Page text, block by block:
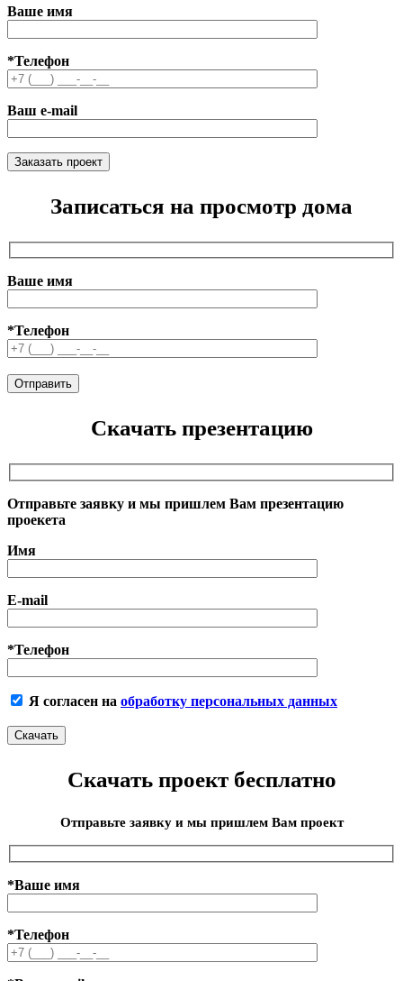
Ваше имя
*Телефон
Ваш e-mail
Записаться на просмотр дома
Ваше имя
*Телефон
Скачать презентацию
Отправьте заявку и мы пришлем Вам презентацию
проекета
Имя
E-mail
*Телефон
Я согласен на обработку персональных данных
Скачать проект бесплатно
Отправьте заявку и мы пришлем Вам проект
*Ваше имя
*Телефон